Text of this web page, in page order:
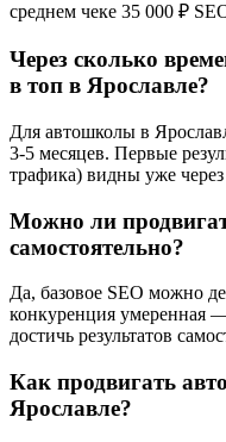
среднем чеке 35 000 ₽
Через сколько
в топ в Ярославле?
Для автошколы в
3-5 месяцев. Первые
трафика) видны уже
Можно ли
самостоятельно?
Да, базовое SEO можно
конкуренция умеренная
достичь результатов
Как продвигать
Ярославле?